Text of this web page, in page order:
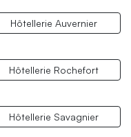
Hôtellerie Auvernier
Hôtellerie Rochefort
Hôtellerie Savagnier